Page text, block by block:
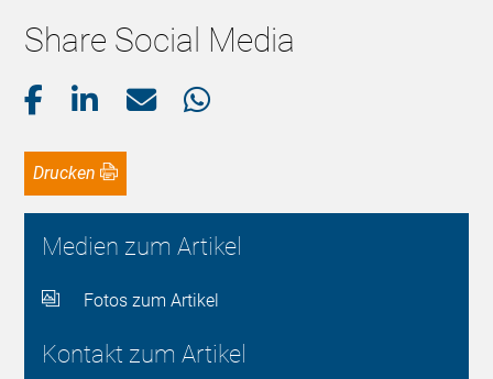
Share Social Media
Drucken
Medien zum Artikel
Fotos zum Artikel
Kontakt zum Artikel